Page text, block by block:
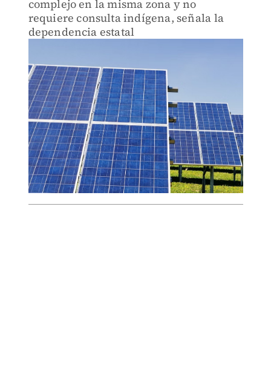
complejo en la misma zona y no
requiere consulta indígena, señala la
dependencia estatal